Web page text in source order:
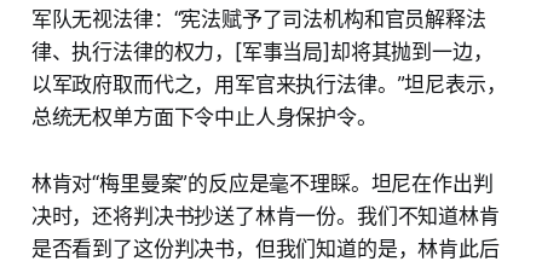
军队无视法律：“宪法赋予了司法机构和官员解释法
律、执行法律的权力，[军事当局]却将其抛到一边，
以军政府取而代之，用军官来执行法律。”坦尼表示，
总统无权单方面下令中止人身保护令。
林肯对“梅里曼案”的反应是毫不理睬。坦尼在作出判
决时，还将判决书抄送了林肯一份。我们不知道林肯
是否看到了这份判决书，但我们知道的是，林肯此后